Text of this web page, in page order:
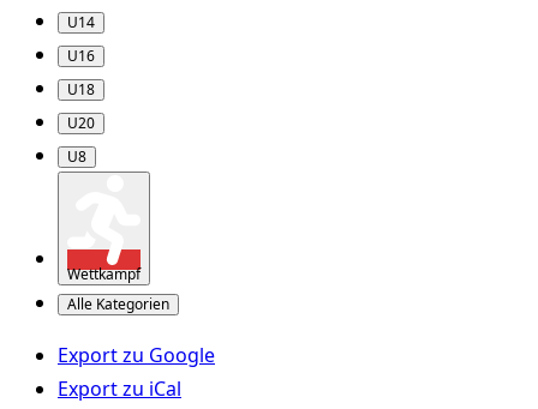
U14
U16
U18
U20
U8
Wettkampf
Alle Kategorien
Export zu Google
Export zu iCal